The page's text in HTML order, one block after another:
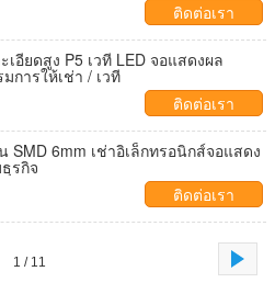
ติดต่อเรา
อียดสูง P5 เวที LED จอแสดงผล
การให้เช่า / เวที
ติดต่อเรา
SMD 6mm เช่าอิเล็กทรอนิกส์จอแสดง
รกิจ
ติดต่อเรา
1 / 11